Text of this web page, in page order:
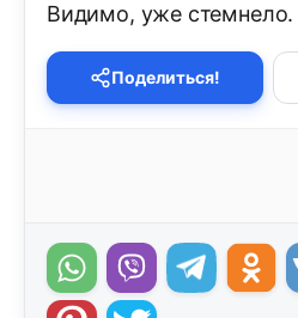
Видимо, уже стемнело.
Поделиться!